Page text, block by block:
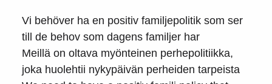
Vi behöver ha en positiv familjepolitik som ser
till de behov som dagens familjer har
Meillä on oltava myönteinen perhepolitiikka,
joka huolehtii nykypäivän perheiden tarpeista